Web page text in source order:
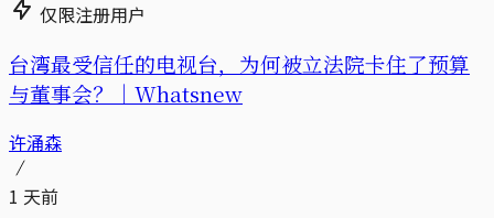
仅限注册用户
台湾最受信任的电视台，为何被立法院卡住了预算
与董事会？｜Whatsnew
许涌森
1 天前